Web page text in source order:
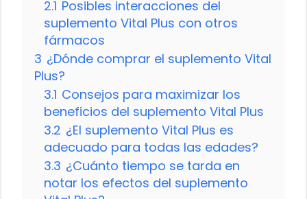
2.1 Posibles interacciones del
suplemento Vital Plus con otros
fármacos
3 ¿Dónde comprar el suplemento Vital
Plus?
3.1 Consejos para maximizar los
beneficios del suplemento Vital Plus
3.2 ¿El suplemento Vital Plus es
adecuado para todas las edades?
3.3 ¿Cuánto tiempo se tarda en
notar los efectos del suplemento